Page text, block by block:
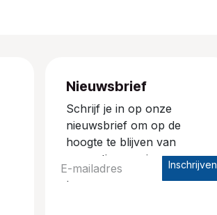
Nieuwsbrief
Schrijf je in op onze
nieuwsbrief om op de
hoogte te blijven van
promoties en nieuwe
producten.
Inschrijven